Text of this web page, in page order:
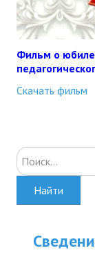
Фильм о
Скачать фильм
Искать...
Найти